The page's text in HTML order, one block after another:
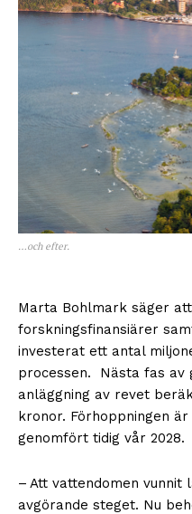
…och efter.
Marta Bohlmark säger
forskningsfinansiärer
investerat ett antal
processen. Nästa fas av
anläggning av revet
kronor. Förhoppningen
genomfört tidig vår 2028.
– Att vattendomen
avgörande steget. Nu